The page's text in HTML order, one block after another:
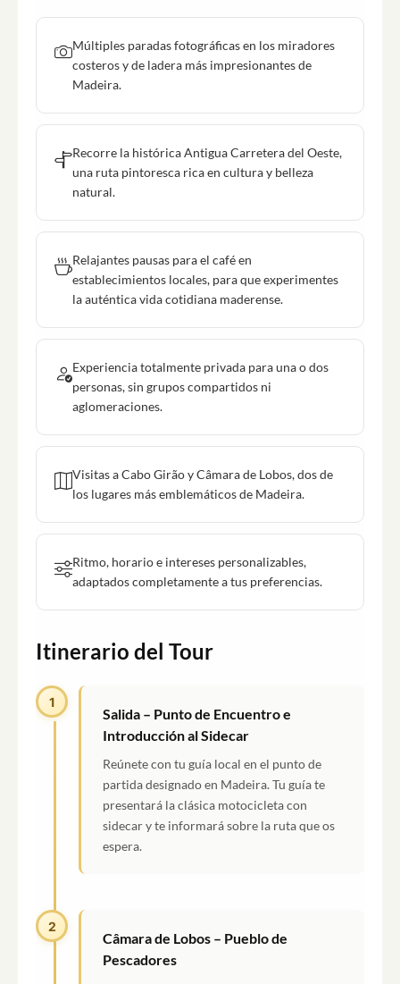
Múltiples paradas fotográficas en los miradores
costeros y de ladera más impresionantes de
Madeira.
Recorre la histórica Antigua Carretera del Oeste,
una ruta pintoresca rica en cultura y belleza
natural.
Relajantes pausas para el café en
establecimientos locales, para que experimentes
la auténtica vida cotidiana maderense.
Experiencia totalmente privada para una o dos
personas, sin grupos compartidos ni
aglomeraciones.
Visitas a Cabo Girão y Câmara de Lobos, dos de
los lugares más emblemáticos de Madeira.
Ritmo, horario e intereses personalizables,
adaptados completamente a tus preferencias.
Itinerario del Tour
1
Salida – Punto de Encuentro e
Introducción al Sidecar
Reúnete con tu guía local en el punto de
partida designado en Madeira. Tu guía te
presentará la clásica motocicleta con
sidecar y te informará sobre la ruta que os
espera.
2
Câmara de Lobos – Pueblo de
Pescadores